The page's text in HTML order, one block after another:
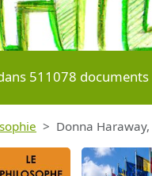
511078 documents
Donna